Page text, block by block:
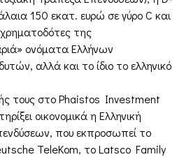
150 εκατ. ευρώ σε γύρο C και
της
ονόματα Ελλήνων
αλλά και το ίδιο το ελληνικό
τους στο Phaistos Investment
οικονομικά η Ελληνική
που εκπροσωπεί το
TeleKom, το Latsco Family